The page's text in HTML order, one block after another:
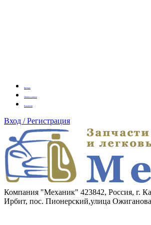
Бренды
Оплата заказа
Вакансии
Вход / Регистрация
Компания "Механик" 423842, Россия, г.
Ирбит, пос. Пионерский,улица